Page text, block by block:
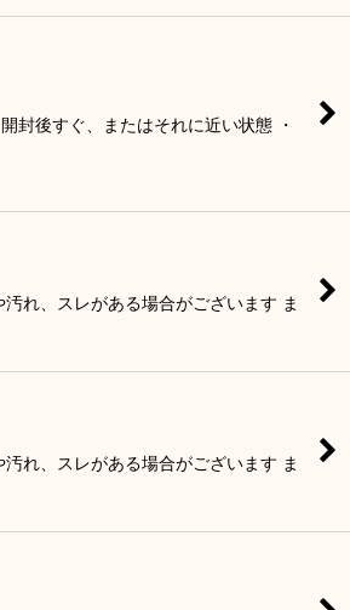
封後すぐ、またはそれに近い状態 ・
れ、スレがある場合がございます ま
れ、スレがある場合がございます ま